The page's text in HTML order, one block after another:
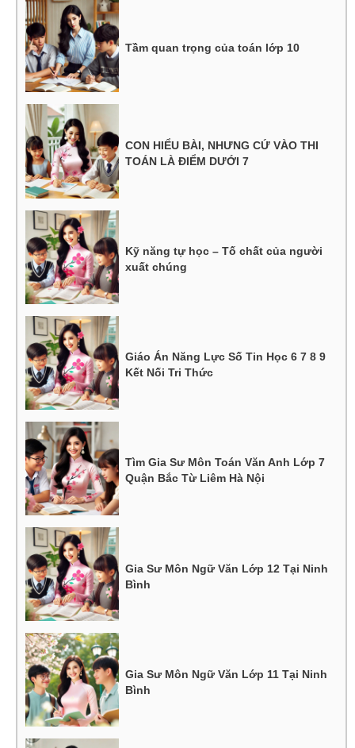
Tầm quan trọng của toán lớp 10
CON HIỂU BÀI, NHƯNG CỨ VÀO THI
TOÁN LÀ ĐIỂM DƯỚI 7
Kỹ năng tự học – Tố chất của người
xuất chúng
Giáo Án Năng Lực Số Tin Học 6 7 8 9
Kết Nối Tri Thức
Tìm Gia Sư Môn Toán Văn Anh Lớp 7
Quận Bắc Từ Liêm Hà Nội
Gia Sư Môn Ngữ Văn Lớp 12 Tại Ninh
Bình
Gia Sư Môn Ngữ Văn Lớp 11 Tại Ninh
Bình